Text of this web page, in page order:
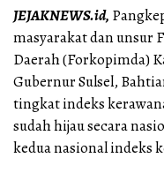
JEJAKNEWS.id,
masyarakat dan unsur
Daerah (Forkopimda)
Gubernur Sulsel,
tingkat indeks
sudah hijau secara
kedua nasional indeks